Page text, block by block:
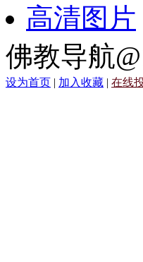
高清图片
佛教导航
设为首页 | 加入收藏 | 在线